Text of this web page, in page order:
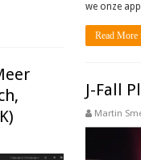
we onze
Read More
J-Fall
Martin